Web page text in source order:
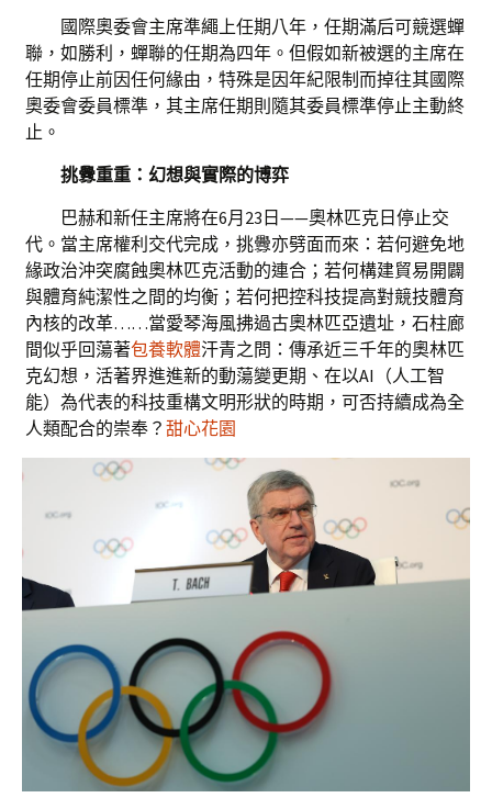
國際奧委會主席準繩上任期八年，任期滿后可競選蟬
聯，如勝利，蟬聯的任期為四年。但假如新被選的主席在
任期停止前因任何緣由，特殊是因年紀限制而掉往其國際
奧委會委員標準，其主席任期則隨其委員標準停止主動終
止。
挑釁重重：幻想與實際的博弈
巴赫和新任主席將在6月23日——奧林匹克日停止交
代。當主席權利交代完成，挑釁亦劈面而來：若何避免地
緣政治沖突腐蝕奧林匹克活動的連合；若何構建貿易開闢
與體育純潔性之間的均衡；若何把控科技提高對競技體育
內核的改革……當愛琴海風拂過古奧林匹亞遺址，石柱廊
間似乎回蕩著包養軟體汗青之問：傳承近三千年的奧林匹
克幻想，活著界進進新的動蕩變更期、在以AI（人工智
能）為代表的科技重構文明形狀的時期，可否持續成為全
人類配合的崇奉？ 甜心花園